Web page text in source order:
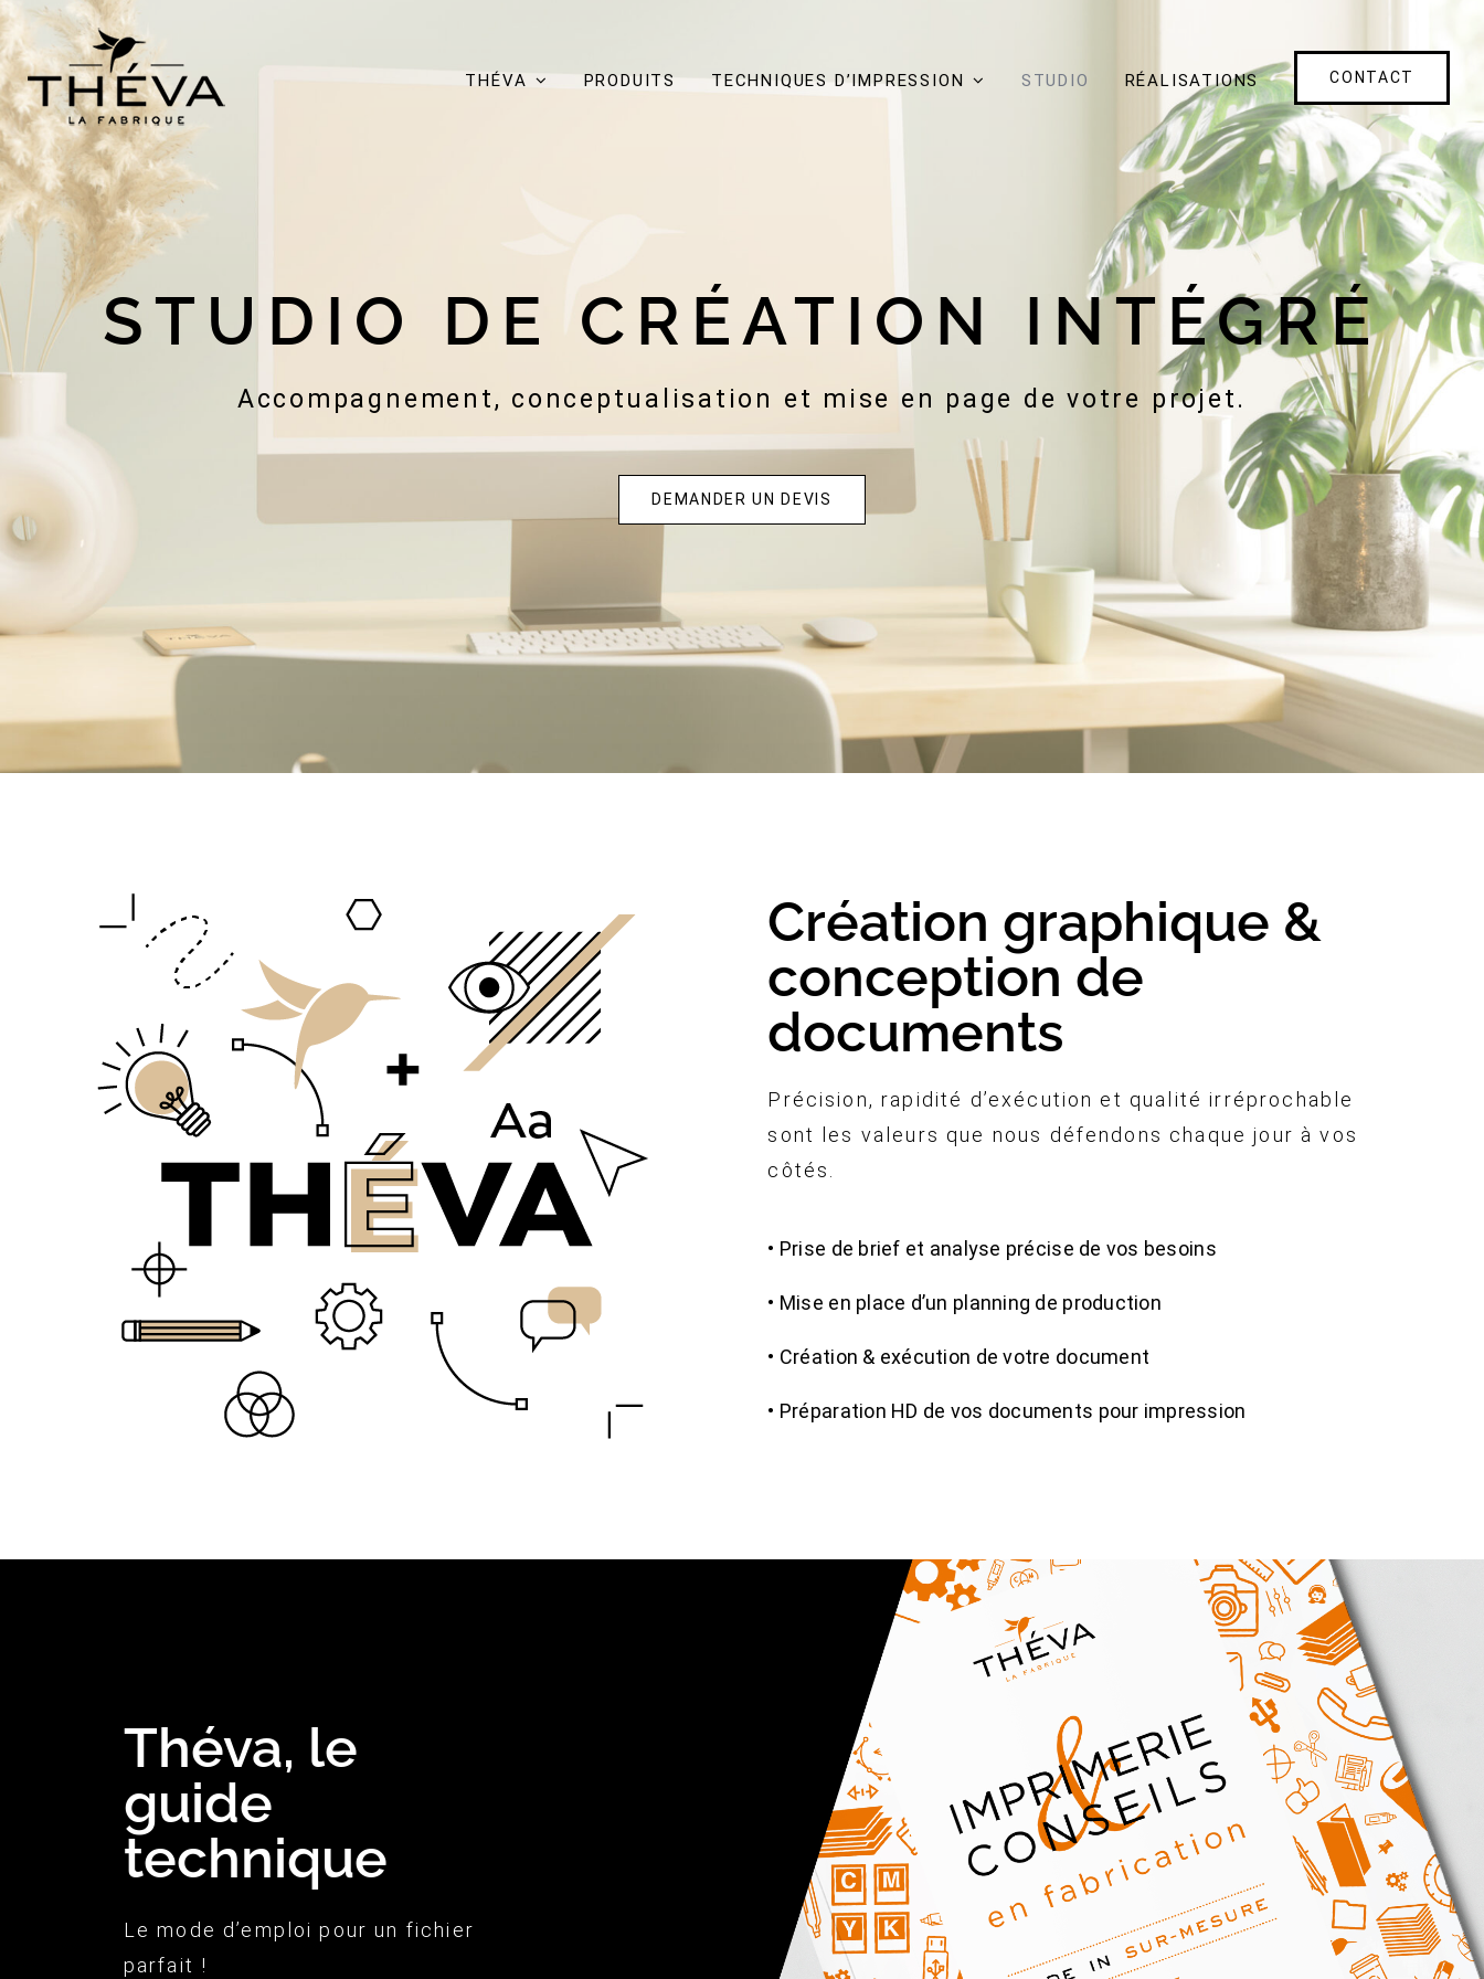
Passer
au
contenu
THÉVA PRODUITS TECHNIQUES D’IMPRESSION STUDIO RÉALISATIONS CONTACT
STUDIO DE CRÉATION INTÉGRÉ
Accompagnement, conceptualisation et mise en page de votre projet.
DEMANDER UN DEVIS
Création graphique &
conception de
documents
Précision, rapidité d’exécution et qualité irréprochable
sont les valeurs que nous défendons chaque jour à vos
côtés.
• Prise de brief et analyse précise de vos besoins
• Mise en place d’un planning de production
• Création & exécution de votre document
• Préparation HD de vos documents pour impression
Théva, le
guide
technique
Le mode d’emploi pour un fichier
parfait !